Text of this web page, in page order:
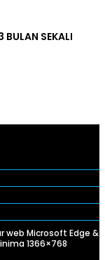
BULAN SEKALI
web Microsoft Edge &
1366×768